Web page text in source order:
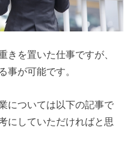
きを置いた仕事ですが、
事が可能です。
については以下の記事で
にしていただければと思